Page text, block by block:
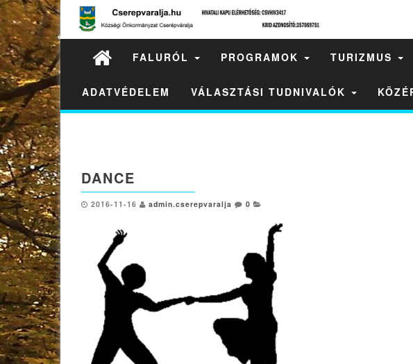
FALURÓL PROGRAMOK TURIZMUS
ADATVÉDELEM VÁLASZTÁSI TUDNIVALÓK
DANCE
2016-11-16 admin.cserepvaralja 0